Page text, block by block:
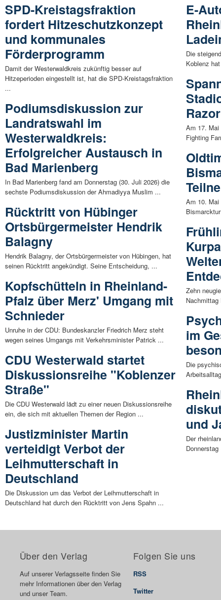
SPD-Kreistagsfraktion
fordert Hitzeschutzkonzept
und kommunales
Förderprogramm
Damit der Westerwaldkreis zukünftig besser auf
Hitzeperioden eingestellt ist, hat die SPD-Kreistagsfraktion
...
Podiumsdiskussion zur
Landratswahl im
Westerwaldkreis:
Erfolgreicher Austausch in
Bad Marienberg
In Bad Marienberg fand am Donnerstag (30. Juli 2026) die
sechste Podiumsdiskussion der Ahmadiyya Muslim ...
Rücktritt von Hübinger
Ortsbürgermeister Hendrik
Balagny
Hendrik Balagny, der Ortsbürgermeister von Hübingen, hat
seinen Rücktritt angekündigt. Seine Entscheidung, ...
Kopfschütteln in Rheinland-
Pfalz über Merz' Umgang mit
Schnieder
Unruhe in der CDU: Bundeskanzler Friedrich Merz steht
wegen seines Umgangs mit Verkehrsminister Patrick ...
CDU Westerwald startet
Diskussionsreihe "Koblenzer
Straße"
Die CDU Westerwald lädt zu einer neuen Diskussionsreihe
ein, die sich mit aktuellen Themen der Region ...
Justizminister Martin
verteidigt Verbot der
Leihmutterschaft in
Deutschland
Die Diskussion um das Verbot der Leihmutterschaft in
Deutschland hat durch den Rücktritt von Jens Spahn ...
E-
Die
Koblenz
Am 17.
Fighting
Am 10.
Zehn
im
Die
und
Der
Über den Verlag
Auf unserer Verlagsseite finden Sie
mehr Informationen über den Verlag
und unser Team.
Folgen Sie uns
RSS
Twitter